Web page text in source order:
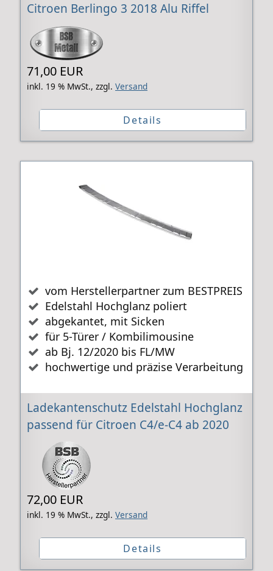
Citroen Berlingo 3 2018 Alu Riffel
71,00 EUR
inkl. 19 % MwSt., zzgl. Versand
Details
vom Herstellerpartner zum BESTPREIS
Edelstahl Hochglanz poliert
abgekantet, mit Sicken
für 5-Türer / Kombilimousine
ab Bj. 12/2020 bis FL/MW
hochwertige und präzise Verarbeitung
Ladekantenschutz Edelstahl Hochglanz
passend für Citroen C4/e-C4 ab 2020
72,00 EUR
inkl. 19 % MwSt., zzgl. Versand
Details